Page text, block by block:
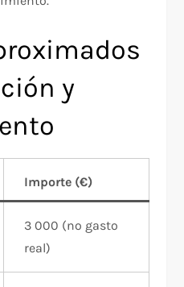
y
Importe (€)
3 000 (no gasto
real)